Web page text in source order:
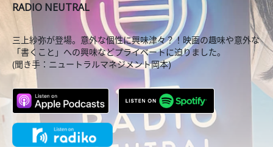
RADIO NEUTRAL
三上紗弥が登場。意外な個性に興味津々？！映画の趣味や意外な
「書くこと」への興味などプライベートに迫りました。
(聞き手：ニュートラルマネジメント岡本)